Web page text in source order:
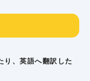
り、英語へ翻訳した